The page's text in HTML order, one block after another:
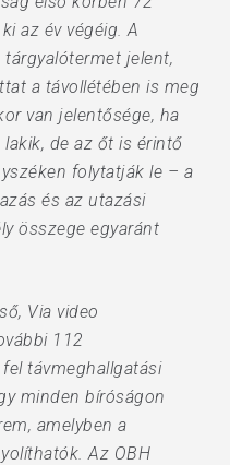
az év végéig. A
jelent,
a távollétében is meg
van jelentősége, ha
de az őt is érintő
folytatják le – a
és az utazási
összege egyaránt
Via video
112
távmeghallgatási
minden bíróságon
amelyben a
Az OBH